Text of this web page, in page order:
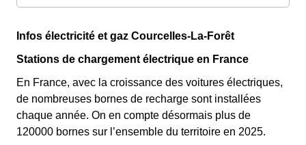
Infos électricité et gaz Courcelles-La-Forêt
Stations de chargement électrique en France
En France, avec la croissance des voitures électriques,
de nombreuses bornes de recharge sont installées
chaque année. On en compte désormais plus de
120000 bornes sur l’ensemble du territoire en 2025.